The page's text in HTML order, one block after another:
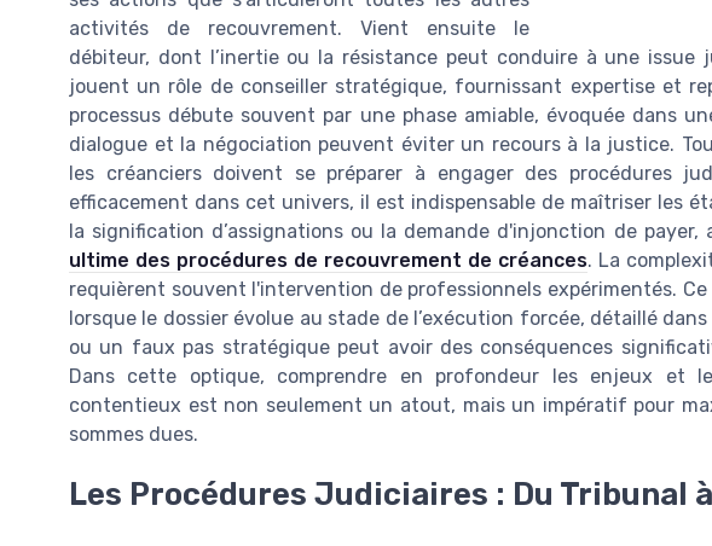
activités de recouvrement. Vient ensuite le
débiteur, dont l’inertie ou la résistance peut conduire à une issue
jouent un rôle de conseiller stratégique, fournissant expertise et
processus débute souvent par une phase amiable, évoquée dans
dialogue et la négociation peuvent éviter un recours à la justice.
les créanciers doivent se préparer à engager des procédures
efficacement dans cet univers, il est indispensable de maîtriser les
la signification d’assignations ou la demande d'injonction de
ultime des procédures de recouvrement de créances. La
requièrent souvent l'intervention de professionnels expérimentés.
lorsque le dossier évolue au stade de l’exécution forcée, détaillé
ou un faux pas stratégique peut avoir des conséquences
Dans cette optique, comprendre en profondeur les enjeux et
contentieux est non seulement un atout, mais un impératif pour
sommes dues.
Les Procédures Judiciaires : Du Tribunal